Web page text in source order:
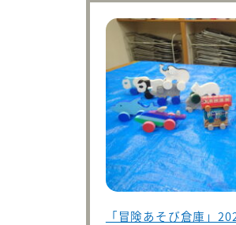
「冒険あそび倉庫」